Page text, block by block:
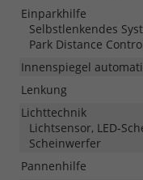
Einparkhilfe
Selbstlenkendes
Park Distance
Innenspiegel
Lenkung
Lichttechnik
Lichtsensor, LED-
Scheinwerfer
Pannenhilfe